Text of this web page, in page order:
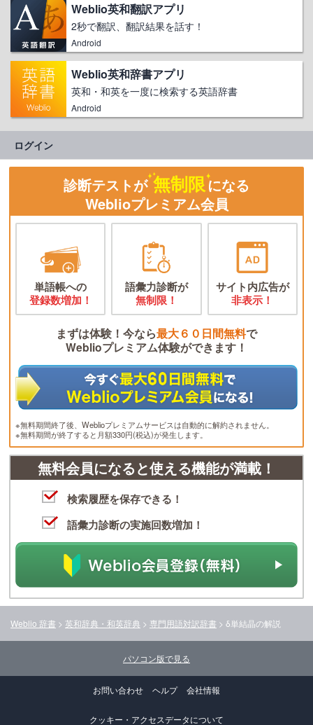
Weblio英和翻訳アプリ
2秒で翻訳、翻訳結果を話す！
Android
Weblio英和辞書アプリ
英和・和英を一度に検索する英語辞書
Android
ログイン
診断テストが 無制限になる
Weblioプレミアム会員
単語帳への
登録数増加！
語彙力診断が
無制限！
サイト内広告が
非表示！
まずは体験！今なら最大６０日間無料で
Weblioプレミアム体験ができます！
※無料期間終了後、Weblioプレミアムサービスは自動的に解約されません。
※無料期間が終了すると月額330円(税込)が発生します。
無料会員になると使える機能が満載！
検索履歴を保存できる！
語彙力診断の実施回数増加！
Weblio 辞書 > 英和辞典・和英辞典 > 専門用語対訳辞書 > δ単結晶の解説
パソコン版で見る
お問い合わせ ヘルプ 会社情報
クッキー・アクセスデータについて